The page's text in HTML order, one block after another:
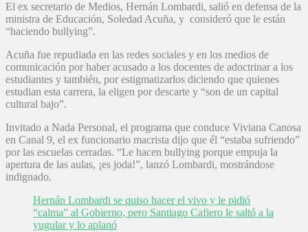
El ex secretario de Medios, Hernán Lombardi, salió en defensa de la
ministra de Educación, Soledad Acuña, y consideró que le están
“haciendo bullying”.
Acuña fue repudiada en las redes sociales y en los medios de
comunicación por haber acusado a los docentes de adoctrinar a los
estudiantes y también, por estigmatizarlos diciendo que quienes
estudian esta carrera, la eligen por descarte y “son de un capital
cultural bajo”.
Invitado a Nada Personal, el programa que conduce Viviana Canosa
en Canal 9, el ex funcionario macrista dijo que él “estaba sufriendo”
por las escuelas cerradas. “Le hacen bullying porque empuja la
apertura de las aulas, ¡es joda!”, lanzó Lombardi, mostrándose
indignado.
Hernán Lombardi se quiso hacer el vivo y le pidió
“calma” al Gobierno, pero Santiago Cafiero le saltó a la
yugular y lo aplanó